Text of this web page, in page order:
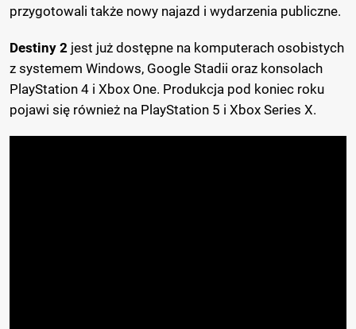
przygotowali także nowy najazd i wydarzenia publiczne.
Destiny 2 jest już dostępne na komputerach osobistych
z systemem Windows, Google Stadii oraz konsolach
PlayStation 4 i Xbox One. Produkcja pod koniec roku
pojawi się również na PlayStation 5 i Xbox Series X.